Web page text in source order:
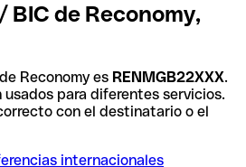
BIC de Reconomy,
Reconomy es RENMGB22XXX.
para diferentes servicios.
con el destinatario o el
internacionales